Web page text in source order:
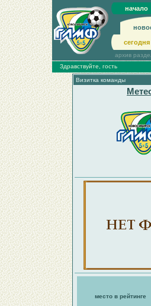
начало
сегодня
архив
Здравствуйте, гость
Визитка команды
место в рейтинге